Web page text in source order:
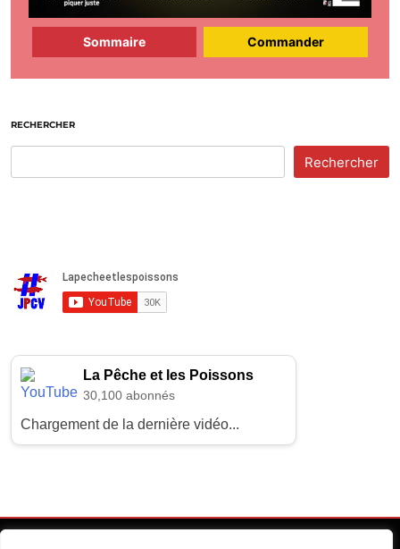
Sommaire Commander
RECHERCHER
Rechercher
La Pêche et les Poissons
30,100 abonnés
Chargement de la dernière vidéo...